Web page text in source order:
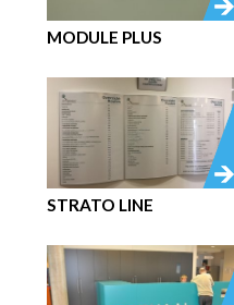
MODULE PLUS
STRATO LINE